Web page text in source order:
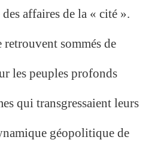
affaires de la « cité ».
retrouvent sommés de
les peuples profonds
qui transgressaient leurs
géopolitique de